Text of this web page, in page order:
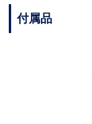
付属品